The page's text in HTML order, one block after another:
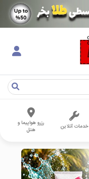
خدمات آنلاین
رزرو هواپیما و
هتل